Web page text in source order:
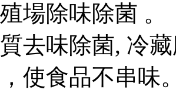
場除味除菌 。
去味除菌, 冷
使食品不串味